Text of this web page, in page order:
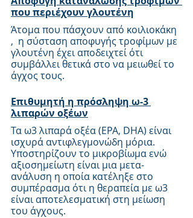
που περιέχουν γλουτένη
Άτομα που πάσχουν από κοιλιοκάκη
,  η σύσταση αποφυγής τροφίμων με
γλουτένη έχει αποδειχτεί ότι
συμβάλλει θετικά στο να μειωθεί το
άγχος τους.
Επιθυμητή η πρόσληψη ω-3
λιπαρών οξέων
Τα ω3 λιπαρά οξέα (EPA, DHA) είναι
ισχυρά αντιφλεγμονώδη μόρια.
Υποστηρίζουν το μικροβίωμα ενώ
αξιοσημείωτη είναι μια μετα-
ανάλυση η οποία κατέληξε στο
συμπέρασμα ότι η θεραπεία με ω3
είναι αποτελεσματική στη μείωση
του άγχους.